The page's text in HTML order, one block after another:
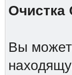
Очистка
Вы